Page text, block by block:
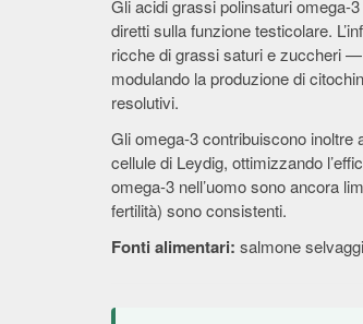
Gli acidi grassi polinsaturi omega-
diretti sulla funzione testicolare.
ricche di grassi saturi e zuccheri
modulando la produzione di
resolutivi.
Gli omega-3 contribuiscono inoltre
cellule di Leydig, ottimizzando
omega-3 nell’uomo sono ancora
fertilità) sono consistenti.
Fonti alimentari: salmone